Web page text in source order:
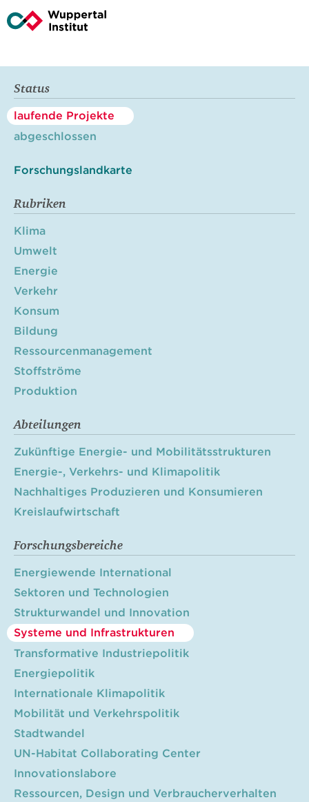
Status
laufende Projekte
abgeschlossen
Forschungslandkarte
Rubriken
Klima
Umwelt
Energie
Verkehr
Konsum
Bildung
Ressourcenmanagement
Stoffströme
Produktion
Abteilungen
Zukünftige Energie- und Mobilitätsstrukturen
Energie-, Verkehrs- und Klimapolitik
Nachhaltiges Produzieren und Konsumieren
Kreislaufwirtschaft
Forschungsbereiche
Energiewende International
Sektoren und Technologien
Strukturwandel und Innovation
Systeme und Infrastrukturen
Transformative Industriepolitik
Energiepolitik
Internationale Klimapolitik
Mobilität und Verkehrspolitik
Stadtwandel
UN-Habitat Collaborating Center
Innovationslabore
Ressourcen, Design und Verbraucherverhalten